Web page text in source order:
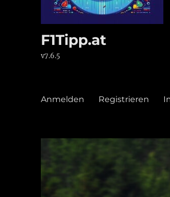
F1Tipp.at
v7.6.5
Anmelden Registrieren